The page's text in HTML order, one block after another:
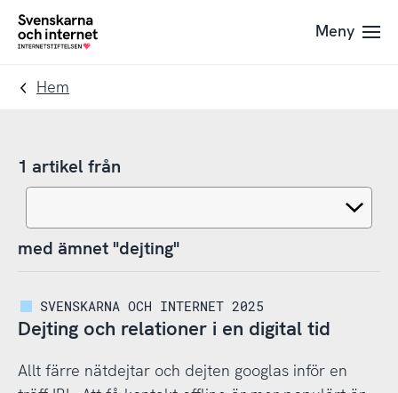
Till
navigation
Till
innehåll
To
Meny
Hem
1 artikel från
med ämnet "dejting"
SVENSKARNA OCH INTERNET 2025
Dejting och relationer i en digital tid
Allt färre nätdejtar och dejten googlas inför en